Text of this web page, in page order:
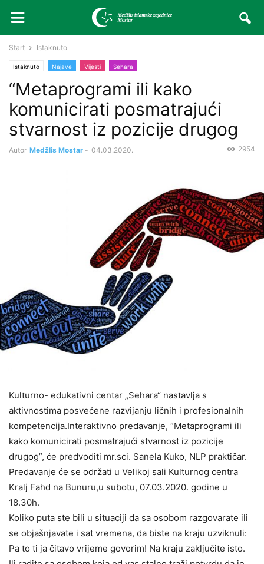
Start Istaknuto
Istaknuto Najave Vijesti Sehara
“Metaprogrami ili kako
komunicirati posmatrajući
stvarnost iz pozicije drugog
Autor Medžlis Mostar - 04.03.2020. 2954
Kulturno- edukativni centar „Sehara“ nastavlja s
aktivnostima posvećene razvijanju ličnih i profesionalnih
kompetencija.Interaktivno predavanje, “Metaprogrami ili
kako komunicirati posmatrajući stvarnost iz pozicije
drugog”, će predvoditi mr.sci. Sanela Kuko, NLP praktičar.
Predavanje će se održati u Velikoj sali Kulturnog centra
Kralj Fahd na Bunuru,u subotu, 07.03.2020. godine u
18.30h.
Koliko puta ste bili u situaciji da sa osobom razgovarate ili
se objašnjavate i sat vremena, da biste na kraju uzviknuli:
Pa to ti ja čitavo vrijeme govorim! Na kraju zaključite isto.